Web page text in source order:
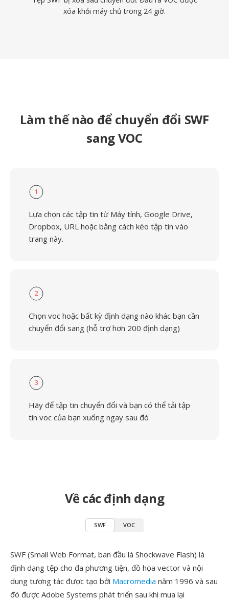
xóa khỏi máy chủ trong 24 giờ.
Làm thế nào để chuyển đổi SWF
sang VOC
1
Lựa chọn các tập tin từ Máy tính, Google Drive,
Dropbox, URL hoặc bằng cách kéo tập tin vào
trang này.
2
Chọn voc hoặc bất kỳ định dạng nào khác bạn cần
chuyển đổi sang (hỗ trợ hơn 200 định dạng)
3
Hãy để tập tin chuyển đổi và bạn có thể tải tập
tin voc của bạn xuống ngay sau đó
Về các định dạng
SWF VOC
SWF (Small Web Format, ban đầu là Shockwave Flash) là
định dạng tệp cho đa phương tiện, đồ họa vector và nội
dung tương tác được tạo bởi Macromedia năm 1996 và sau
đó được Adobe Systems phát triển sau khi mua lại